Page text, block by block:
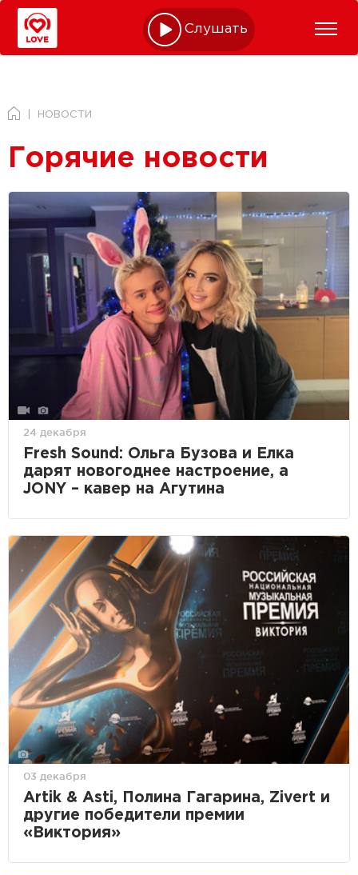
Слушать online
НОВОСТИ
Горячие новости
24 декабря
Fresh Sound: Ольга Бузова и Елка
дарят новогоднее настроение, а
JONY – кавер на Агутина
03 декабря
Artik & Asti, Полина Гагарина, Zivert и
другие победители премии
«Виктория»